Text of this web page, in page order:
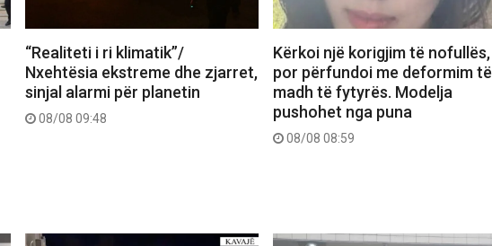
“Realiteti i ri klimatik”/
Nxehtësia ekstreme dhe zjarret,
sinjal alarmi për planetin
08/08 09:48
Kërkoi një korigjim të nofullës,
por përfundoi me deformim të
madh të fytyrës. Modelja
pushohet nga puna
08/08 08:59